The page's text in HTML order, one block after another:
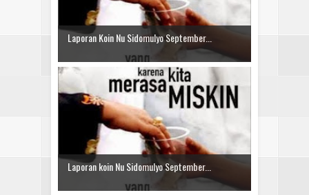
Laporan Koin Nu Sidomulyo September...
Laporan koin Nu Sidomulyo September...